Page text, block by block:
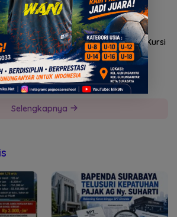
2, 2026
Mojokerto Panasi Mesin Incar 10 Kursi
2029
Selengkapnya